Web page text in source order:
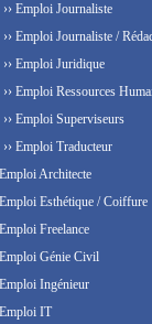
›› Emploi Journaliste
›› Emploi Journaliste /
›› Emploi Juridique
›› Emploi Ressources
›› Emploi Superviseurs
›› Emploi Traducteur
Emploi Architecte
Emploi Esthétique / Coiffure
Emploi Freelance
Emploi Génie Civil
Emploi Ingénieur
Emploi IT